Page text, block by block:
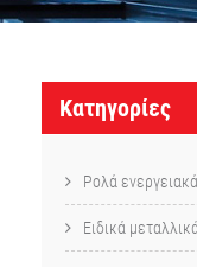
Κατηγορίες
Ρολά
Ειδικά